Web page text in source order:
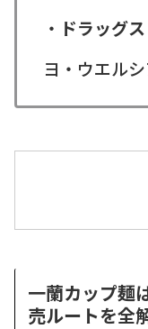
・ ドラッグ
ヨ・ウエル
一蘭カップ麺
売ルートを全